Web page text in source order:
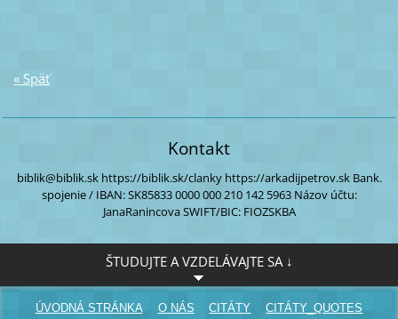
« Späť
Kontakt
biblik@biblik.skhttps://biblik.sk/clankyhttps://arkadijpetrov.skBank.
spojenie / IBAN:SK85833 0000000 210 142 5963Názov účtu:
JanaRanincovaSWIFT/BIC: FIOZSKBA
ŠTUDUJTE A VZDELÁVAJTE SA ↓
ÚVODNÁ STRÁNKA O NÁS CITÁTY CITÁTY_QUOTES